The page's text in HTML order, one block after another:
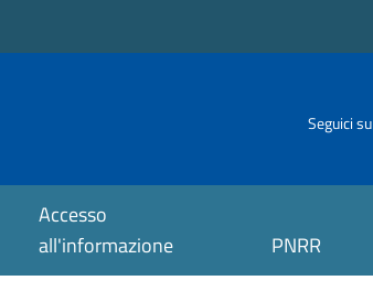
Seguici su
Accesso
all'informazione
PNRR